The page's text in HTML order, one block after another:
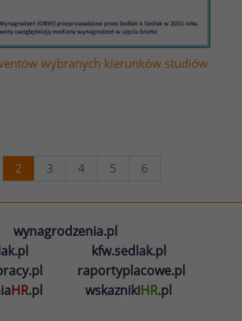
wybranych kierunków studiów
2 3 4 5 6
wynagrodzenia.pl
kfw.sedlak.pl
raportyplacowe.pl
HR.pl wskaznikiHR.pl